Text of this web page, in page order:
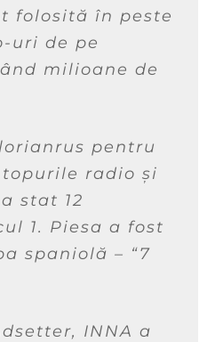
folosită în peste
uri de pe
milioane de
pentru
topurile radio și
stat 12
1. Piesa a fost
spaniolă – “7
INNA a